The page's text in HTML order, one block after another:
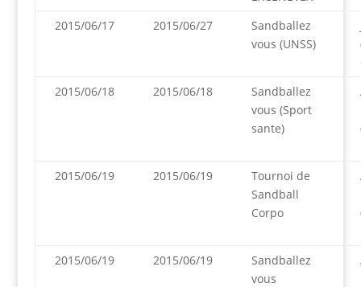
2015/06/17 2015/06/27
Sandballez
vous (UNSS)
2015/06/18
2015/06/18
Sandballez
vous (Sport
sante)
2015/06/19
2015/06/19
Tournoi de
Sandball
Corpo
2015/06/19
2015/06/19
Sandballez
vous